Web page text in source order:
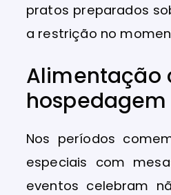
pratos preparados
a restrição no
Alimentação
hospedagem
Nos períodos
especiais com
eventos celebram